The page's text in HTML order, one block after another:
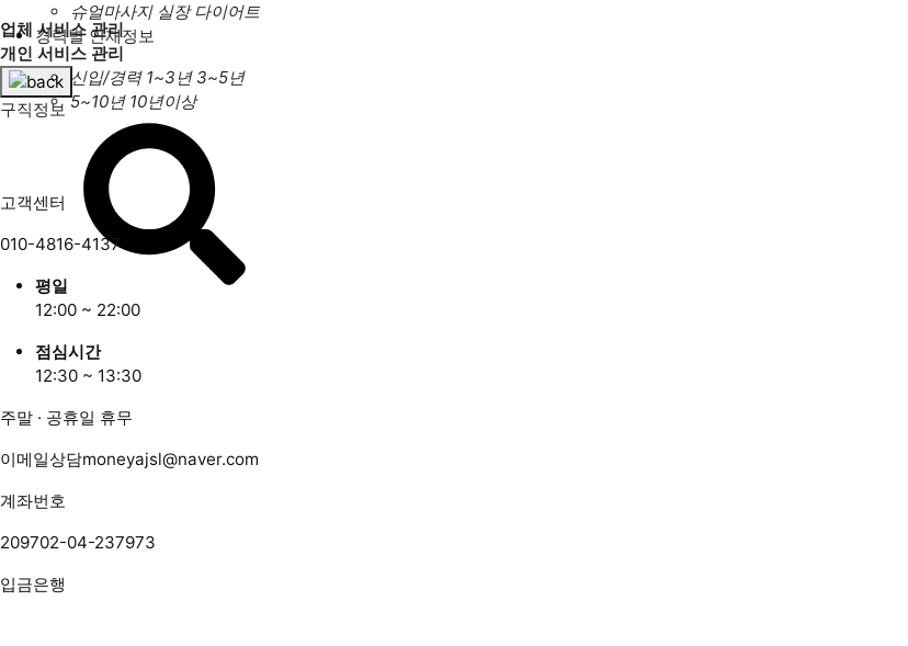
업체 서비스 관리
개인 서비스 관리
구직정보
슈얼마사지 실장 다이어트
경력별 인재정보
신입/경력 1~3년 3~5년
5~10년 10년이상
고객센터
010-4816-4137
평일
12:00 ~ 22:00
점심시간
12:30 ~ 13:30
주말 · 공휴일 휴무
이메일상담moneyajsl@naver.com
계좌번호
209702-04-237973
입금은행